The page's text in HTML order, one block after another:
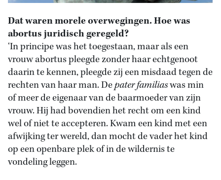
Dat waren morele overwegingen. Hoe was
abortus juridisch geregeld?
‘In principe was het toegestaan, maar als een
vrouw abortus pleegde zonder haar echtgenoot
daarin te kennen, pleegde zij een misdaad tegen de
rechten van haar man. Depater familiaswas min
of meer de eigenaar van de baarmoeder van zijn
vrouw. Hij had bovendien het recht om een kind
wel of niet te accepteren. Kwam een kind met een
afwijking ter wereld, dan mocht de vader het kind
op een openbare plek of in de wildernis te
vondeling leggen.